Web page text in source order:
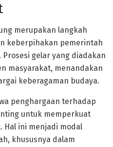
merupakan langkah
keberpihakan pemerintah
gelar yang diadakan
masyarakat, menandakan
keberagaman budaya.
penghargaan terhadap
untuk memperkuat
Hal ini menjadi modal
khususnya dalam